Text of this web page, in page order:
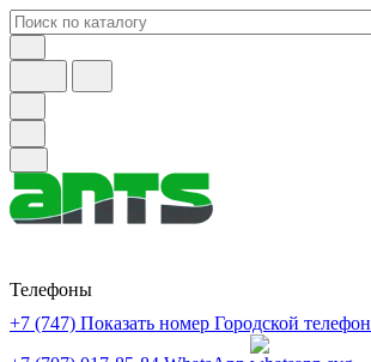
Телефоны
+7 (747) Показать номер Городской телефон